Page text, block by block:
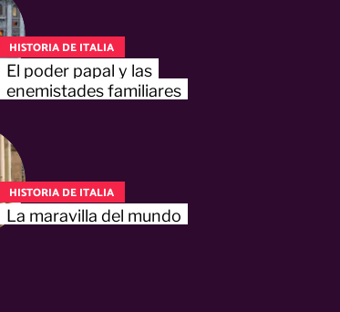
HISTORIA DE ITALIA
El poder papal y las
enemistades familiares
HISTORIA DE ITALIA
La maravilla del mundo